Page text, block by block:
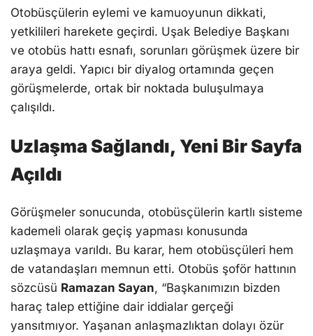
Otobüsçülerin eylemi ve kamuoyunun dikkati,
yetkilileri harekete geçirdi. Uşak Belediye Başkanı
ve otobüs hattı esnafı, sorunları görüşmek üzere bir
araya geldi. Yapıcı bir diyalog ortamında geçen
görüşmelerde, ortak bir noktada buluşulmaya
çalışıldı.
Uzlaşma Sağlandı, Yeni Bir Sayfa
Açıldı
Görüşmeler sonucunda, otobüsçülerin kartlı sisteme
kademeli olarak geçiş yapması konusunda
uzlaşmaya varıldı. Bu karar, hem otobüsçüleri hem
de vatandaşları memnun etti. Otobüs şoför hattının
sözcüsü Ramazan Sayan, “Başkanımızın bizden
haraç talep ettiğine dair iddialar gerçeği
yansıtmıyor. Yaşanan anlaşmazlıktan dolayı özür